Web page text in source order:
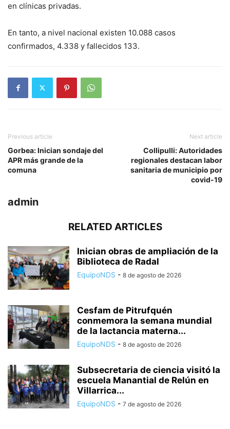
en clínicas privadas.
En tanto, a nivel nacional existen 10.088 casos
confirmados, 4.338 y fallecidos 133.
Previous article
Gorbea: Inician sondaje del
APR más grande de la
comuna
Next article
Collipulli: Autoridades
regionales destacan labor
sanitaria de municipio por
covid-19
admin
RELATED ARTICLES
Inician obras de ampliación de la
Biblioteca de Radal
EquipoNDS - 8 de agosto de 2026
Cesfam de Pitrufquén
conmemora la semana mundial
de la lactancia materna...
EquipoNDS - 8 de agosto de 2026
Subsecretaria de ciencia visitó la
escuela Manantial de Relún en
Villarrica...
EquipoNDS - 7 de agosto de 2026